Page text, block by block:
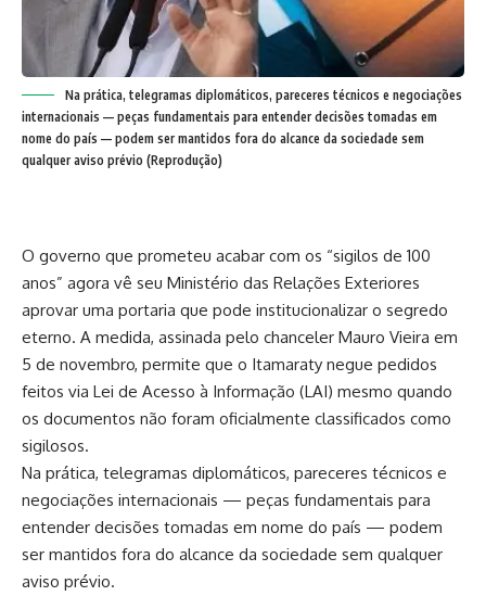
Na prática, telegramas diplomáticos, pareceres técnicos e negociações
internacionais — peças fundamentais para entender decisões tomadas em
nome do país — podem ser mantidos fora do alcance da sociedade sem
qualquer aviso prévio (Reprodução)
O governo que prometeu acabar com os “sigilos de 100
anos” agora vê seu Ministério das Relações Exteriores
aprovar uma portaria que pode institucionalizar o segredo
eterno. A medida, assinada pelo chanceler Mauro Vieira em
5 de novembro, permite que o Itamaraty negue pedidos
feitos via Lei de Acesso à Informação (LAI) mesmo quando
os documentos não foram oficialmente classificados como
sigilosos.
Na prática, telegramas diplomáticos, pareceres técnicos e
negociações internacionais — peças fundamentais para
entender decisões tomadas em nome do país — podem
ser mantidos fora do alcance da sociedade sem qualquer
aviso prévio.